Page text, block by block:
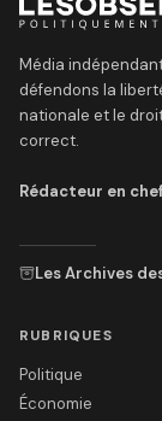
Média
défendons la
nationale et le
correct.
Rédacteur en
Les Archives
RUBRIQUES
Politique
Économie